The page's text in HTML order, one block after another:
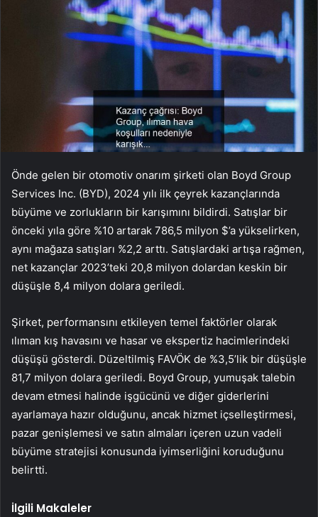
Önde gelen bir otomotiv onarım şirketi olan Boyd Group
Services Inc. (BYD), 2024 yılı ilk çeyrek kazançlarında
büyüme ve zorlukların bir karışımını bildirdi. Satışlar bir
önceki yıla göre %10 artarak 786,5 milyon $’a yükselirken,
aynı mağaza satışları %2,2 arttı. Satışlardaki artışa rağmen,
net kazançlar 2023’teki 20,8 milyon dolardan keskin bir
düşüşle 8,4 milyon dolara geriledi.
Şirket, performansını etkileyen temel faktörler olarak
ılıman kış havasını ve hasar ve ekspertiz hacimlerindeki
düşüşü gösterdi. Düzeltilmiş FAVÖK de %3,5’lik bir düşüşle
81,7 milyon dolara geriledi. Boyd Group, yumuşak talebin
devam etmesi halinde işgücünü ve diğer giderlerini
ayarlamaya hazır olduğunu, ancak hizmet içselleştirmesi,
pazar genişlemesi ve satın almaları içeren uzun vadeli
büyüme stratejisi konusunda iyimserliğini koruduğunu
belirtti.
İlgili Makaleler